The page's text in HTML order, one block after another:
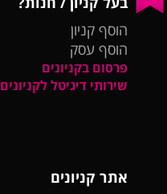
הוסף קניון
הוסף עסק
פרסום בקניונים
שירותי דיגיטל לקניונים
אתר קניונים